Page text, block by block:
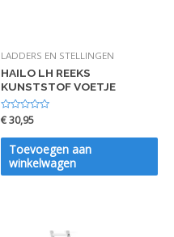
LADDERS EN STELLINGEN
HAILO LH REEKS
KUNSTSTOF VOETJE
Waardering
0
uit
€30,95
Toevoegen aan
winkelwagen